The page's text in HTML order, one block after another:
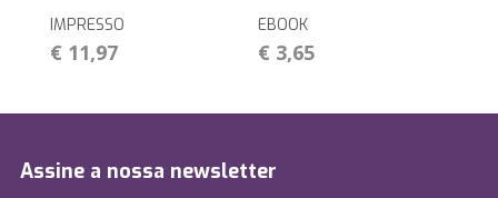
IMPRESSO
€ 11,97
EBOOK
€ 3,65
Assine a nossa newsletter